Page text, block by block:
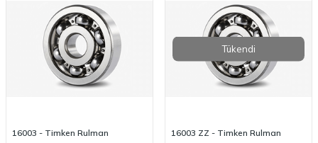
16003 - Timken Rulman
Tükendi
16003 ZZ - Timken Rulman